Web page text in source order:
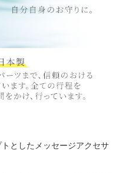
トとしたメッセージアクセサ